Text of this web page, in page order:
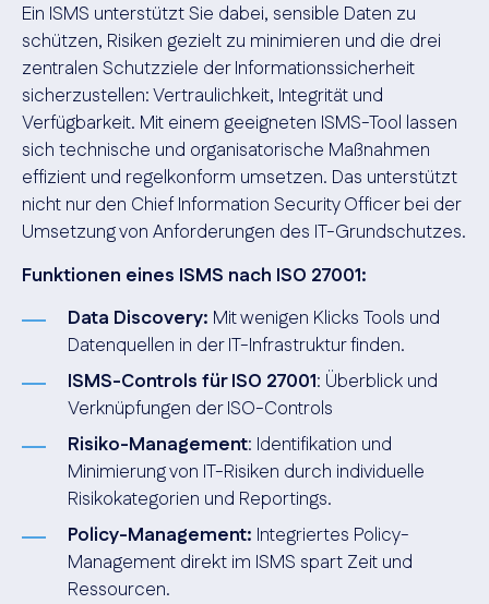
Ein ISMS unterstützt Sie dabei, sensible Daten zu
schützen, Risiken gezielt zu minimieren und die drei
zentralen Schutzziele der Informationssicherheit
sicherzustellen: Vertraulichkeit, Integrität und
Verfügbarkeit. Mit einem geeigneten ISMS-Tool lassen
sich technische und organisatorische Maßnahmen
effizient und regelkonform umsetzen. Das unterstützt
nicht nur den Chief Information Security Officer bei der
Umsetzung von Anforderungen des IT-Grundschutzes.
Funktionen eines ISMS nach ISO 27001:
Data Discovery: Mit wenigen Klicks Tools und
Datenquellen in der IT-Infrastruktur finden.
ISMS-Controls für ISO 27001: Überblick und
Verknüpfungen der ISO-Controls
Risiko-Management: Identifikation und
Minimierung von IT-Risiken durch individuelle
Risikokategorien und Reportings.
Policy-Management: Integriertes Policy-
Management direkt im ISMS spart Zeit und
Ressourcen.